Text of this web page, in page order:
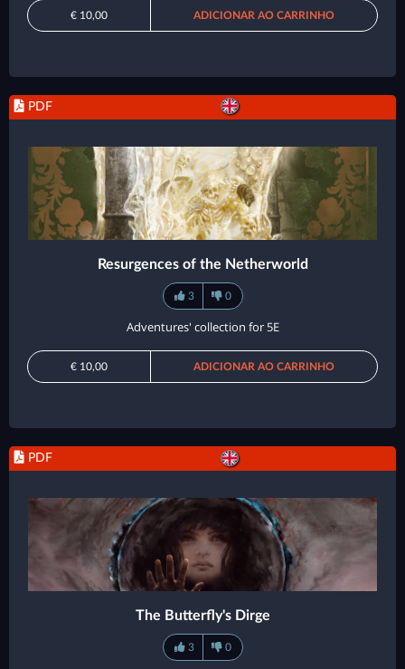
€ 10,00 ADICIONAR AO CARRINHO
PDF
Resurgences of the Netherworld
3 0
Adventures' collection for 5E
€ 10,00 ADICIONAR AO CARRINHO
PDF
The Butterfly's Dirge
3 0